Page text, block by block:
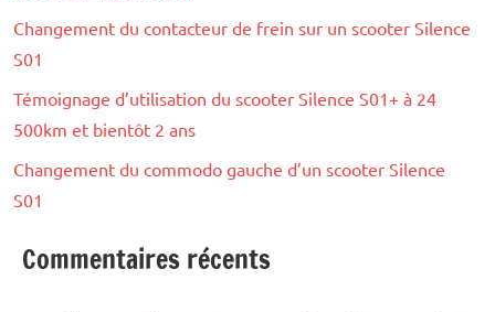
Changement du contacteur de frein sur un scooter Silence
S01
Témoignage d’utilisation du scooter Silence S01+ à 24
500km et bientôt 2 ans
Changement du commodo gauche d’un scooter Silence
S01
Commentaires récents